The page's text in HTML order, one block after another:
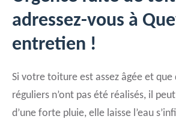
adressez-vous à
entretien !
Si votre toiture est assez âgée et
réguliers n’ont pas été réalisés, il
d’une forte pluie, elle laisse l’eau